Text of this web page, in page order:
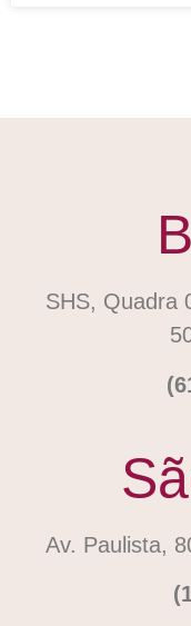
SHS, Quadra
Av. Paulista,